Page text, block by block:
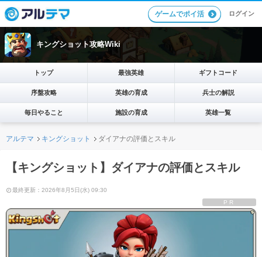
ゲームでポイ活 ログイン
キングショット攻略Wiki
トップ 最強英雄 ギフトコード
序盤攻略 英雄の育成 兵士の解説
毎日やること 施設の育成 英雄一覧
アルテマ キングショット ダイアナの評価とスキル
【キングショット】ダイアナの評価とスキル
最終更新：2026年8月5日(水) 09:30
PR